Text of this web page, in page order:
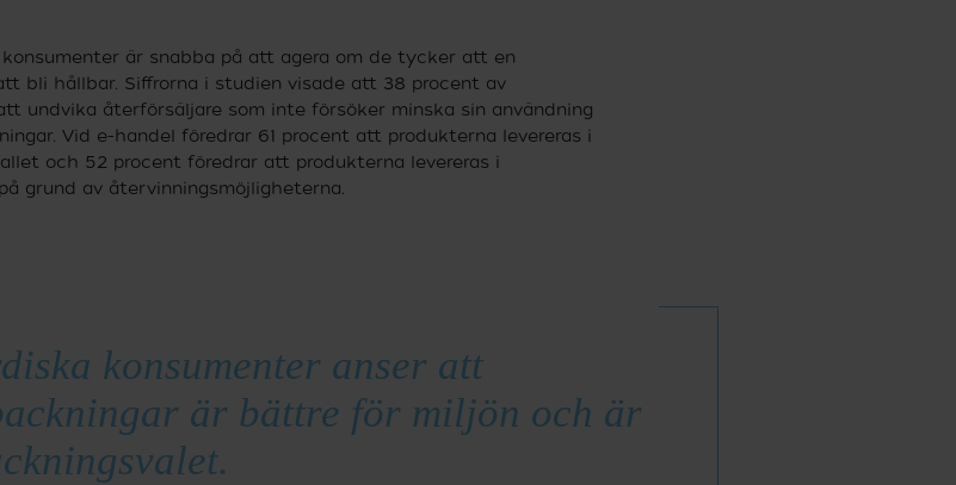
är snabba på att agera om de tycker att en
bli hållbar. Siffrorna i studien visade att 38 procent av
undvika återförsäljare som inte försöker minska sin användning
Vid e-handel föredrar 61 procent att produkterna levereras i
och 52 procent föredrar att produkterna levereras i
grund av återvinningsmöjligheterna.
konsumenter anser att
är bättre för miljön och är